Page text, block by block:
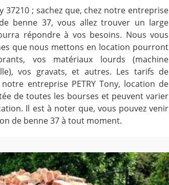
37210 ; sachez que, chez notre entreprise
benne 37, vous allez trouver un large
répondre à vos besoins. Nous vous
que nous mettons en location pourront
vos matériaux lourds (machine
vos gravats, et autres. Les tarifs de
entreprise PETRY Tony, location de
de toutes les bourses et peuvent varier
Il est à noter que, vous pouvez venir
de benne 37 à tout moment.